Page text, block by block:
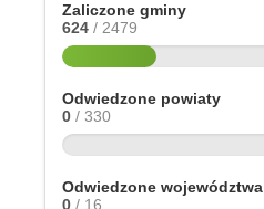
Zaliczone gminy
624 / 2479
Odwiedzone powiaty
0 / 330
Odwiedzone województwa
0 / 16